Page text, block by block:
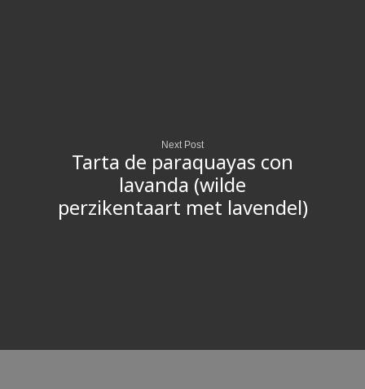
Next Post
Tarta de paraquayas con
lavanda (wilde
perzikentaart met lavendel)